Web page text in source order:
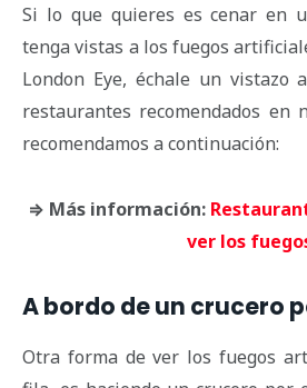
Si lo que quieres es cenar en
tenga vistas a los fuegos
London Eye, échale un vistazo
restaurantes recomendados en
recomendamos a continuación:
⇒ Más información:
ver los
A bordo de un crucero
Otra forma de ver los fuegos